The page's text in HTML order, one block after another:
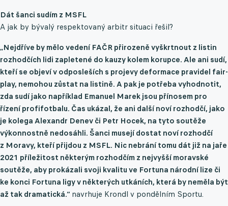
Dát šanci sudím z MSFL
A jak by bývalý respektovaný arbitr situaci řešil?
„Nejdříve by mělo vedení FAČR přirozeně vyškrtnout z listin
rozhodčích lidi zapletené do kauzy kolem korupce. Ale ani sudí,
kteří se objeví v odposleších s projevy deformace pravidel fair-
play, nemohou zůstat na listině. A pak je potřeba vyhodnotit,
zda sudí jako například Emanuel Marek jsou přínosem pro
řízení profifotbalu. Čas ukázal, že ani další noví rozhodčí, jako
je kolega Alexandr Denev či Petr Hocek, na tyto soutěže
výkonnostně nedosáhli. Šanci musejí dostat noví rozhodčí
z Moravy, kteří přijdou z MSFL. Nic nebrání tomu dát již na jaře
2021 příležitost některým rozhodčím z nejvyšší moravské
soutěže, aby prokázali svoji kvalitu ve Fortuna národní lize či
ke konci Fortuna ligy v některých utkáních, která by neměla být
až tak dramatická.“ navrhuje Krondl v pondělním Sportu.